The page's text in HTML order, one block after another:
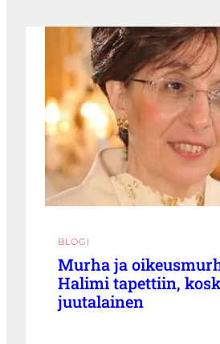
BLOGI
Murha ja
Halimi tapettiin,
juutalainen